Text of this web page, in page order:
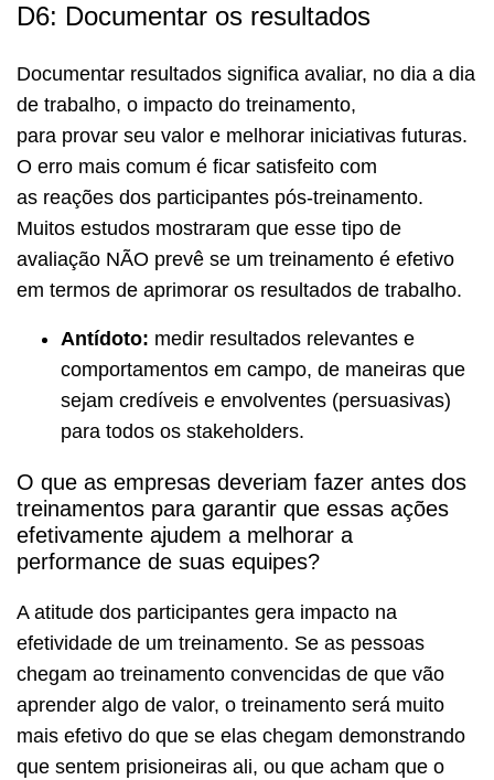
D6: Documentar os resultados
Documentar resultados significa avaliar, no dia a dia
de trabalho, o impacto do treinamento,
para provar seu valor e melhorar iniciativas futuras.
O erro mais comum é ficar satisfeito com
as reações dos participantes pós-treinamento.
Muitos estudos mostraram que esse tipo de
avaliação NÃO prevê se um treinamento é efetivo
em termos de aprimorar os resultados de trabalho.
Antídoto: medir resultados relevantes e
comportamentos em campo, de maneiras que
sejam credíveis e envolventes (persuasivas)
para todos os stakeholders.
O que as empresas deveriam fazer antes dos
treinamentos para garantir que essas ações
efetivamente ajudem a melhorar a
performance de suas equipes?
A atitude dos participantes gera impacto na
efetividade de um treinamento. Se as pessoas
chegam ao treinamento convencidas de que vão
aprender algo de valor, o treinamento será muito
mais efetivo do que se elas chegam demonstrando
que sentem prisioneiras ali, ou que acham que o